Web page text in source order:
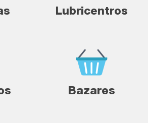
Lubricentros
Bazares